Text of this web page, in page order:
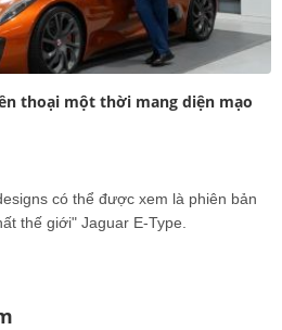
thoại một thời mang diện mạo
có thể được xem là phiên bản
thế giới" Jaguar E-Type.